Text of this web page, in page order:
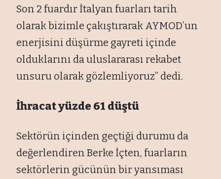
Son 2 fuardır İtalyan fuarları tarih
olarak bizimle çakıştırarak AYMOD’un
enerjisini düşürme gayreti içinde
olduklarını da uluslararası rekabet
unsuru olarak gözlemliyoruz” dedi.
İhracat yüzde 61 düştü
Sektörün içinden geçtiği durumu da
değerlendiren Berke İçten, fuarların
sektörlerin gücünün bir yansıması